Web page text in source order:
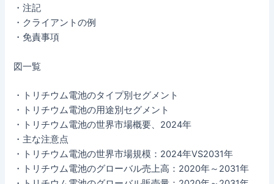
・注記
・クライアントの例
・免責事項
図一覧
・トリチウム電池のタイプ別セグメント
・トリチウム電池の用途別セグメント
・トリチウム電池の世界市場概要、2024年
・主な注意点
・トリチウム電池の世界市場規模：2024年VS2031年
・トリチウム電池のグローバル売上高：2020年～2031年